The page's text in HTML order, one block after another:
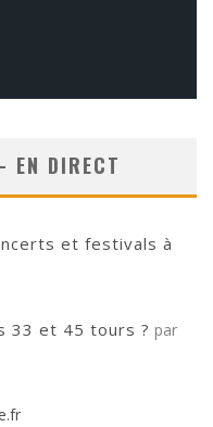
EN DIRECT
et festivals à
33 et 45 tours ? par